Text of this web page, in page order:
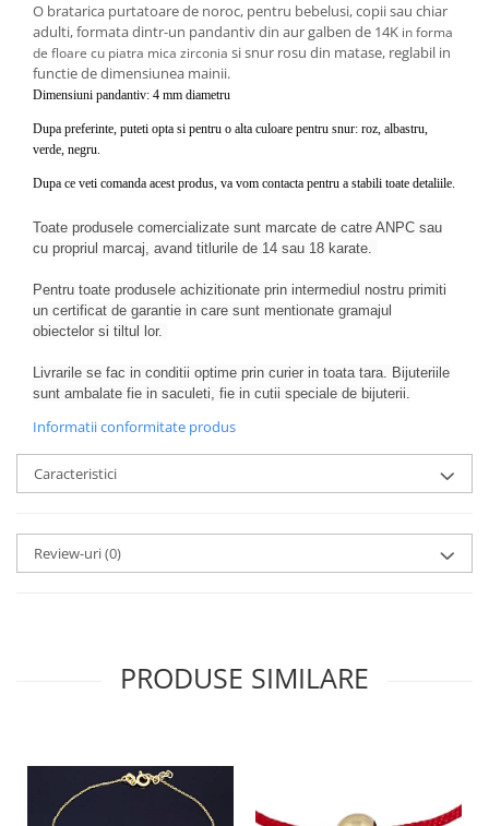
O bratarica purtatoare de noroc, pentru bebelusi, copii sau chiar
adulti, formata dintr-un pandantiv din aur galben de 14K in forma
de floare cu piatra mica zirconia si snur rosu din matase, reglabil in
functie de dimensiunea mainii.
Dimensiuni pandantiv: 4 mm diametru
Dupa preferinte, puteti opta si pentru o alta culoare pentru snur: roz, albastru,
verde, negru.
Dupa ce veti comanda acest produs, va vom contacta pentru a stabili toate detaliile.
Toate produsele comercializate sunt marcate de catre ANPC sau
cu propriul marcaj, avand titlurile de 14 sau 18 karate.
Pentru toate produsele achizitionate prin intermediul nostru primiti
un certificat de garantie in care sunt mentionate gramajul
obiectelor si tiltul lor.
Livrarile se fac in conditii optime prin curier in toata tara. Bijuteriile
sunt ambalate fie in saculeti, fie in cutii speciale de bijuterii.
Informatii conformitate produs
Caracteristici
Review-uri(0)
PRODUSE SIMILARE